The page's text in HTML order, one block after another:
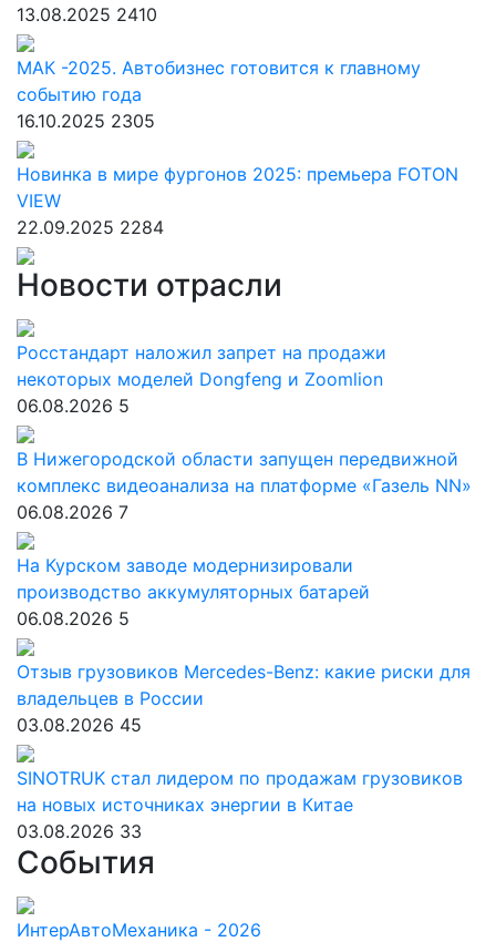
13.08.2025 2410
МАК -2025. Автобизнес готовится к главному
событию года
16.10.2025 2305
Новинка в мире фургонов 2025: премьера FOTON
VIEW
22.09.2025 2284
Новости отрасли
Росстандарт наложил запрет на продажи
некоторых моделей Dongfeng и Zoomlion
06.08.2026 5
В Нижегородской области запущен передвижной
комплекс видеоанализа на платформе «Газель NN»
06.08.2026 7
На Курском заводе модернизировали
производство аккумуляторных батарей
06.08.2026 5
Отзыв грузовиков Mercedes-Benz: какие риски для
владельцев в России
03.08.2026 45
SINOTRUK стал лидером по продажам грузовиков
на новых источниках энергии в Китае
03.08.2026 33
События
ИнтерАвтоМеханика - 2026